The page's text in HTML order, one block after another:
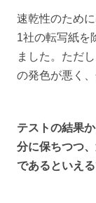
速乾性のため
1社の転写紙を
ました。ただ
の発色が悪く
テストの結果
分に保ちつつ
であるといえる